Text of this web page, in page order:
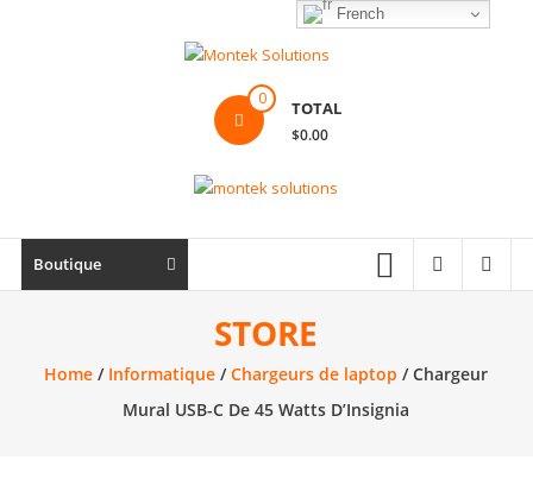
Ordinateur,
électronique
0 TOTAL
$0.00
Boutique
STORE
Home / Informatique /Chargeurs de laptop / Chargeur
Mural USB-C De 45 Watts D’Insignia
French